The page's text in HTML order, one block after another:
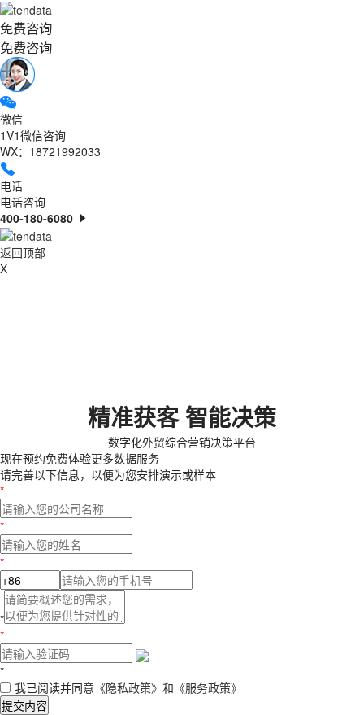
免费咨询
免费咨询
微信
1V1微信咨询
WX：18721992033
电话
电话咨询
400-180-6080
返回顶部
X
精准获客 智能决策
数字化外贸综合营销决策平台
现在预约免费体验更多数据服务
请完善以下信息，以便为您安排演示或样本
*
*
*
*
*
*
我已阅读并同意 《隐私政策》 和 《服务政策》
提交内容